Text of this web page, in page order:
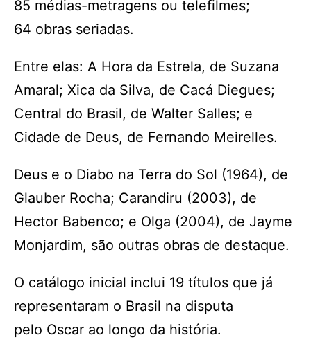
85 médias-metragens ou telefilmes;
64 obras seriadas.
Entre elas: A Hora da Estrela, de Suzana
Amaral; Xica da Silva, de Cacá Diegues;
Central do Brasil, de Walter Salles; e
Cidade de Deus, de Fernando Meirelles.
Deus e o Diabo na Terra do Sol (1964), de
Glauber Rocha; Carandiru (2003), de
Hector Babenco; e Olga (2004), de Jayme
Monjardim, são outras obras de destaque.
O catálogo inicial inclui 19 títulos que já
representaram o Brasil na disputa
pelo Oscar ao longo da história.